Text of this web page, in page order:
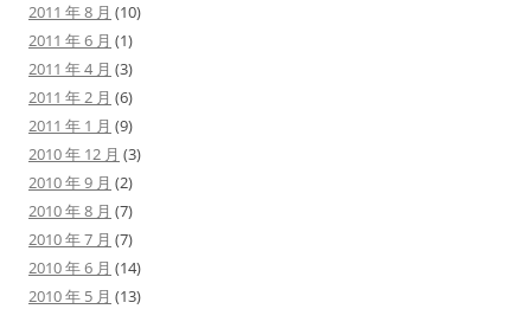
2011 年 8 月 (10)
2011 年 6 月 (1)
2011 年 4 月 (3)
2011 年 2 月 (6)
2011 年 1 月 (9)
2010 年 12 月 (3)
2010 年 9 月 (2)
2010 年 8 月 (7)
2010 年 7 月 (7)
2010 年 6 月 (14)
2010 年 5 月 (13)